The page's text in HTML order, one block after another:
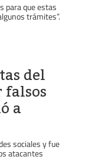
para que estas
trámites”.
del
falsos
a
sociales y fue
atacantes